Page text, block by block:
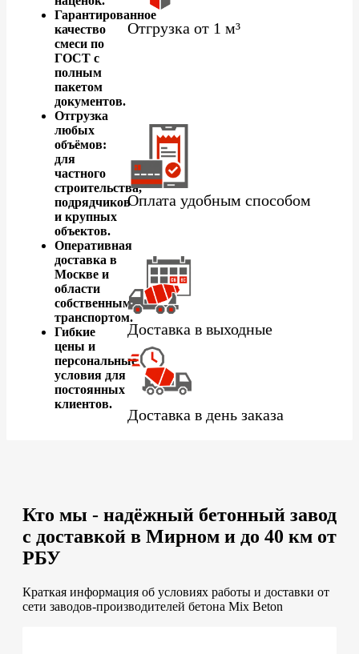
Гарантированное
качество
смеси по
ГОСТ с
полным
пакетом
документов.
Отгрузка
любых
объёмов:
для
частного
строительства,
подрядчиков
и крупных
объектов.
Оперативная
доставка в
Москве и
области
собственным
транспортом.
Гибкие
цены и
персональные
условия для
постоянных
клиентов.
Отгрузка от 1 м³
Оплата удобным способом
Доставка в выходные
Доставка в день заказа
Кто мы - надёжный бетонный завод
с доставкой в Мирном и до 40 км от
РБУ
Краткая информация об условиях работы и доставки от
сети заводов-производителей бетона Mix Beton